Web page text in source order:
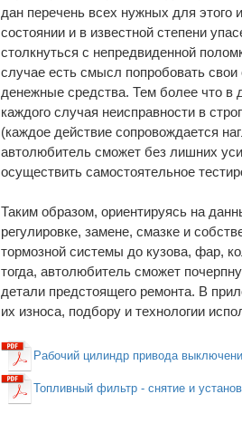
дан перечень всех нужных для
состоянии и в известной степени
столкнуться с непредвиденной
случае есть смысл попробовать
денежные средства. Тем более что
каждого случая неисправности в
(каждое действие сопровождается
автолюбитель сможет без лишних
осуществить самостоятельное
Таким образом, ориентируясь на
регулировке, замене, смазке и
тормозной системы до кузова, фар,
тогда, автолюбитель сможет
детали предстоящего ремонта. В
их износа, подбору и технологии
Рабочий цилиндр привода
Топливный фильтр - снятие и